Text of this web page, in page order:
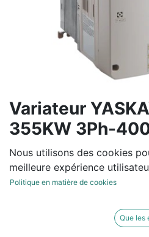
Variateur
355KW 3Ph-
GA70C4675ABA
Variateur de fréquence
-15/+10% 50/60Hz +/-5%
Normal Duty : 675 A / 355
Nous utilisons des cookies
meilleure expérience
Politique en matière de cookies
Que les